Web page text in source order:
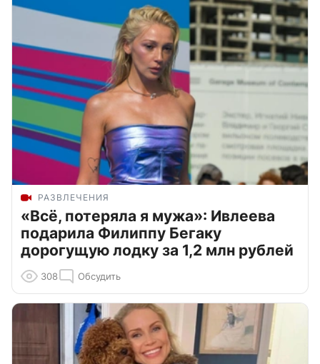
РАЗВЛЕЧЕНИЯ
«Всё, потеряла я мужа»: Ивлеева
подарила Филиппу Бегаку
дорогущую лодку за 1,2 млн рублей
308 Обсудить